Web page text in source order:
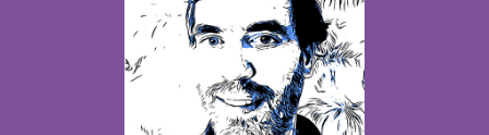
Bruno
Chef de pub
agence@quatrebis.fr